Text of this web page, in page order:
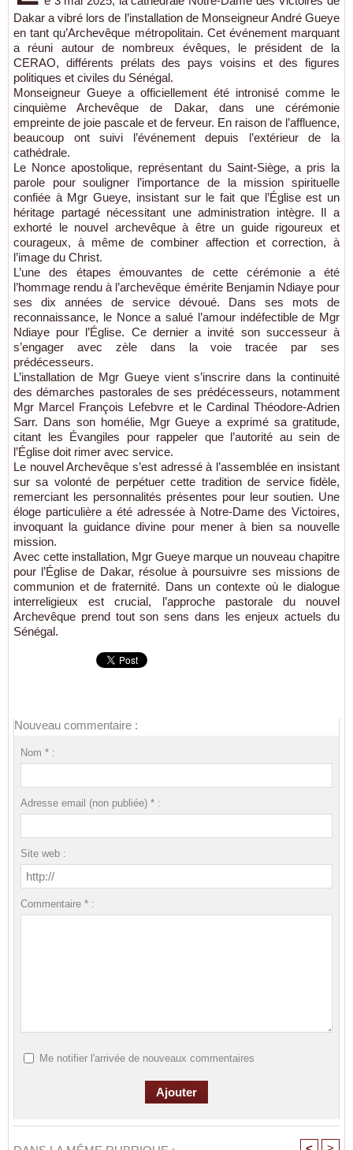
Dakar a vibré lors de l’installation de Monseigneur André Gueye
en tant qu’Archevêque métropolitain. Cet événement marquant
a réuni autour de nombreux évêques, le président de la
CERAO, différents prélats des pays voisins et des figures
politiques et civiles du Sénégal.
Monseigneur Gueye a officiellement été intronisé comme le
cinquième Archevêque de Dakar, dans une cérémonie
empreinte de joie pascale et de ferveur. En raison de l’affluence,
beaucoup ont suivi l’événement depuis l’extérieur de la
cathédrale.
Le Nonce apostolique, représentant du Saint-Siège, a pris la
parole pour souligner l’importance de la mission spirituelle
confiée à Mgr Gueye, insistant sur le fait que l’Église est un
héritage partagé nécessitant une administration intègre. Il a
exhorté le nouvel archevêque à être un guide rigoureux et
courageux, à même de combiner affection et correction, à
l’image du Christ.
L’une des étapes émouvantes de cette cérémonie a été
l’hommage rendu à l’archevêque émérite Benjamin Ndiaye pour
ses dix années de service dévoué. Dans ses mots de
reconnaissance, le Nonce a salué l’amour indéfectible de Mgr
Ndiaye pour l’Église. Ce dernier a invité son successeur à
s’engager avec zèle dans la voie tracée par ses
prédécesseurs.
L’installation de Mgr Gueye vient s’inscrire dans la continuité
des démarches pastorales de ses prédécesseurs, notamment
Mgr Marcel François Lefebvre et le Cardinal Théodore-Adrien
Sarr. Dans son homélie, Mgr Gueye a exprimé sa gratitude,
citant les Évangiles pour rappeler que l’autorité au sein de
l’Église doit rimer avec service.
Le nouvel Archevêque s’est adressé à l’assemblée en insistant
sur sa volonté de perpétuer cette tradition de service fidèle,
remerciant les personnalités présentes pour leur soutien. Une
éloge particulière a été adressée à Notre-Dame des Victoires,
invoquant la guidance divine pour mener à bien sa nouvelle
mission.
Avec cette installation, Mgr Gueye marque un nouveau chapitre
pour l’Église de Dakar, résolue à poursuivre ses missions de
communion et de fraternité. Dans un contexte où le dialogue
interreligieux est crucial, l’approche pastorale du nouvel
Archevêque prend tout son sens dans les enjeux actuels du
Sénégal.
Nouveau commentaire :
Nom * :
Adresse email (non publiée) * :
Site web :
Commentaire * :
Me notifier l'arrivée de nouveaux commentaires